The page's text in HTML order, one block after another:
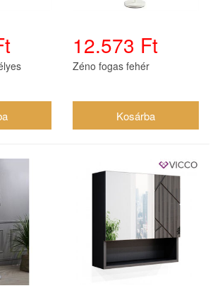
12.573 Ft
Zéno fogas fehér